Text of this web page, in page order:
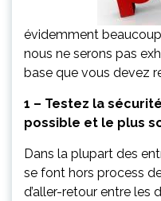
évidemment
nous ne serons pas
base que vous devez
1 – Testez la
possible et le plus
Dans la plupart des
se font hors process
d’aller-retour entre les